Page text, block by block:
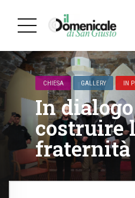
CHIESA GALLERY IN
In
costruire
fraternità